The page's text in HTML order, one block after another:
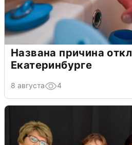
Названа причина
Екатеринбурге
8 августа 4